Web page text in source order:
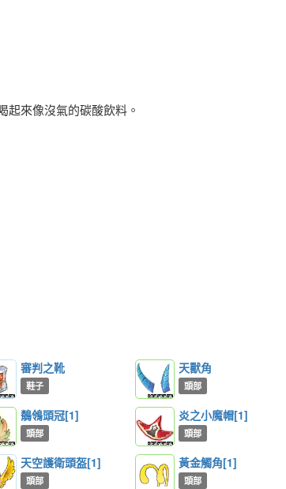
起來像沒氣的碳酸飲料。
審判之靴
鞋子
天獸角
頭部
鶺鴒頭冠[1]
頭部
炎之小魔帽[1]
頭部
天空護衛頭盔[1]
頭部
黃金觸角[1]
頭部